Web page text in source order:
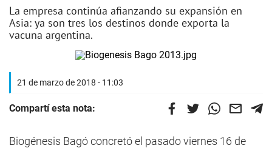
La empresa continúa afianzando su expansión en
Asia: ya son tres los destinos donde exporta la
vacuna argentina.
21 de marzo de 2018 - 11:03
Compartí esta nota:
Biogénesis Bagó concretó el pasado viernes 16 de